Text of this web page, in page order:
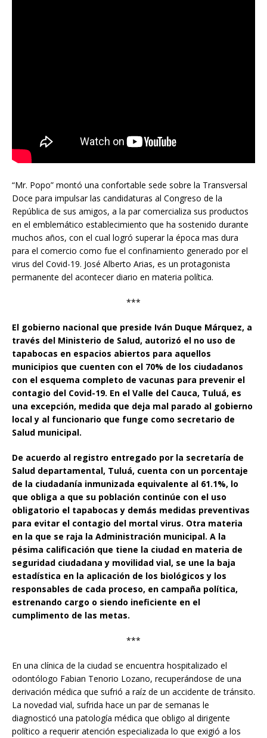
“Mr. Popo” montó una confortable sede sobre la Transversal
Doce para impulsar las candidaturas al Congreso de la
República de sus amigos, a la par comercializa sus productos
en el emblemático establecimiento que ha sostenido durante
muchos años, con el cual logró superar la época mas dura
para el comercio como fue el confinamiento generado por el
virus del Covid-19. José Alberto Arias, es un protagonista
permanente del acontecer diario en materia política.
***
El gobierno nacional que preside Iván Duque Márquez, a
través del Ministerio de Salud, autorizó el no uso de
tapabocas en espacios abiertos para aquellos
municipios que cuenten con el 70% de los ciudadanos
con el esquema completo de vacunas para prevenir el
contagio del Covid-19. En el Valle del Cauca, Tuluá, es
una excepción, medida que deja mal parado al gobierno
local y al funcionario que funge como secretario de
Salud municipal.
De acuerdo al registro entregado por la secretaría de
Salud departamental, Tuluá, cuenta con un porcentaje
de la ciudadanía inmunizada equivalente al 61.1%, lo
que obliga a que su población continúe con el uso
obligatorio el tapabocas y demás medidas preventivas
para evitar el contagio del mortal virus. Otra materia
en la que se raja la Administración municipal. A la
pésima calificación que tiene la ciudad en materia de
seguridad ciudadana y movilidad vial, se une la baja
estadística en la aplicación de los biológicos y los
responsables de cada proceso, en campaña política,
estrenando cargo o siendo ineficiente en el
cumplimento de las metas.
***
En una clínica de la ciudad se encuentra hospitalizado el
odontólogo Fabian Tenorio Lozano, recuperándose de una
derivación médica que sufrió a raíz de un accidente de tránsito.
La novedad vial, sufrida hace un par de semanas le
diagnosticó una patología médica que obligo al dirigente
político a requerir atención especializada lo que exigió a los